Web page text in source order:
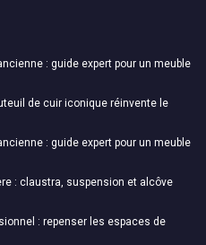
: guide expert pour un meuble
de cuir iconique réinvente le
: guide expert pour un meuble
: claustra, suspension et alcôve
: repenser les espaces de